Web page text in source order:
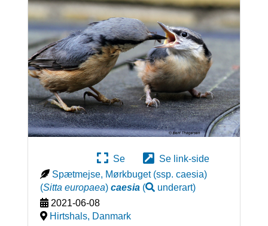
Se
Se link-side
Spætmejse, Mørkbuget (ssp. caesia)
(Sitta europaea) caesia( underart)
2021-06-08
Hirtshals, Danmark